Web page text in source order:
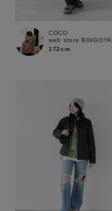
COCO
web store BINGOYA
172cm